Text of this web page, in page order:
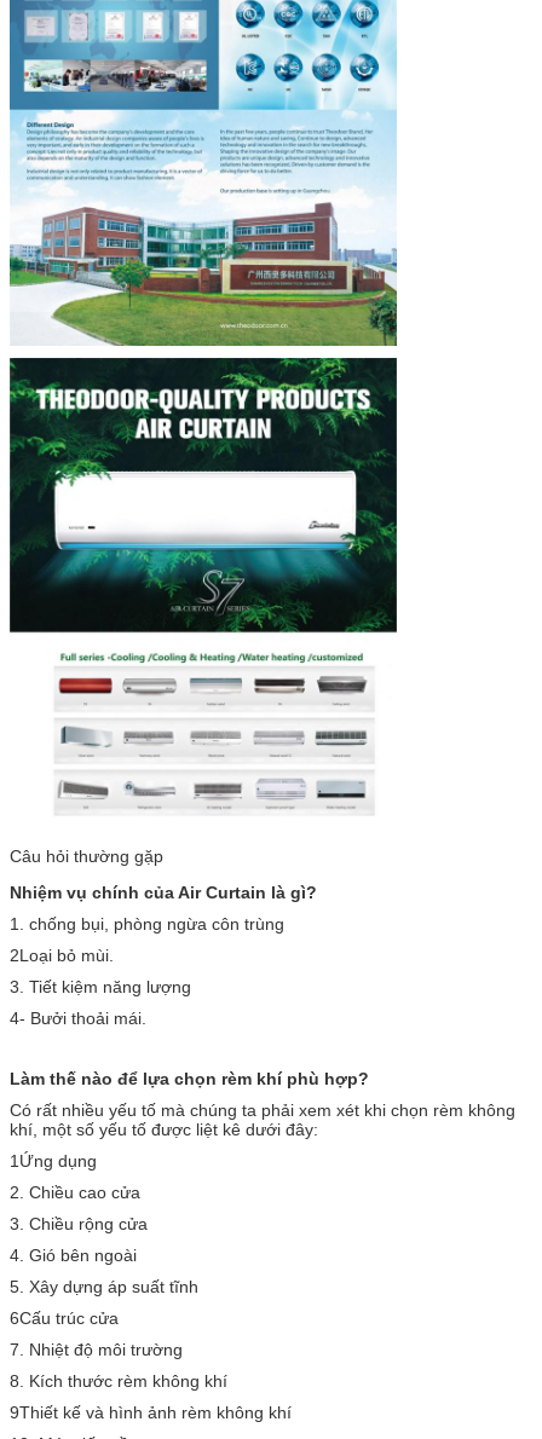
Câu hỏi thường gặp
Nhiệm vụ chính của Air Curtain là gì?
1. chống bụi, phòng ngừa côn trùng
2Loại bỏ mùi.
3. Tiết kiệm năng lượng
4- Bưởi thoải mái.
Làm thế nào để lựa chọn rèm khí phù hợp?
Có rất nhiều yếu tố mà chúng ta phải xem xét khi chọn rèm không
khí, một số yếu tố được liệt kê dưới đây:
1Ứng dụng
2. Chiều cao cửa
3. Chiều rộng cửa
4. Gió bên ngoài
5. Xây dựng áp suất tĩnh
6Cấu trúc cửa
7. Nhiệt độ môi trường
8. Kích thước rèm không khí
9Thiết kế và hình ảnh rèm không khí